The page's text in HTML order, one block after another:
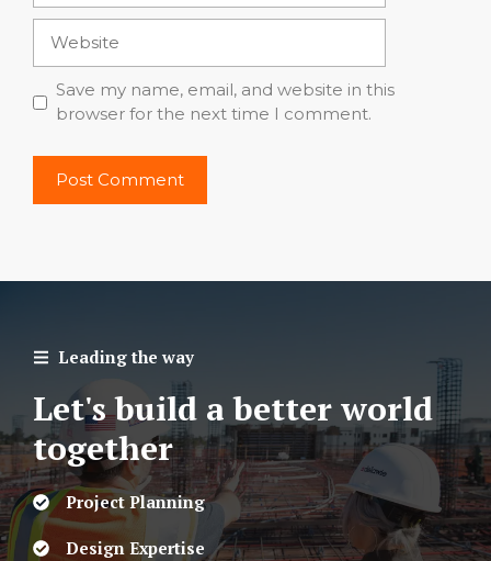
Save my name, email, and website in this
browser for the next time I comment.
Leading the way
Let's build a better world
together
Project Planning
Design Expertise